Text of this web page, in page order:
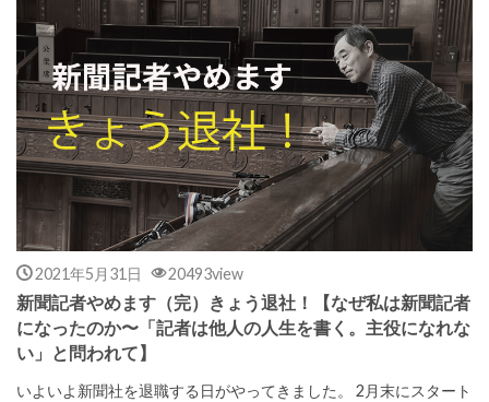
2021年5月31日 20493view
新聞記者やめます（完）きょう退社！【なぜ私は新聞記者
になったのか〜「記者は他人の人生を書く。主役になれな
い」と問われて】
いよいよ新聞社を退職する日がやってきました。 2月末にスタート